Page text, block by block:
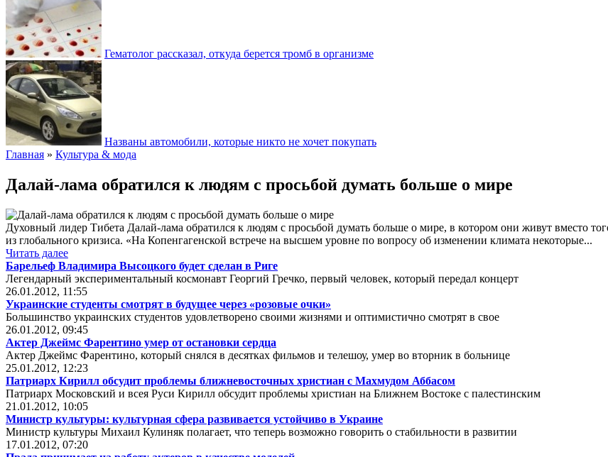
Гематолог рассказал, откуда берется тромб в организме
Названы автомобили, которые никто не хочет покупать
Главная » Культура & мода
Далай-лама обратился к людям с просьбой думать больше о мире
Духовный лидер Тибета Далай-лама обратился к людям с просьбой думать больше о мире, в котором они живут вместо
из глобального кризиса. «На Копенгагенской встрече на высшем уровне по вопросу об изменении климата некоторые...
Читать далее
Барельеф Владимира Высоцкого будет сделан в Риге
Легендарный экспериментальный космонавт Георгий Гречко, первый человек, который передал концерт
26.01.2012, 11:55
Украинские студенты смотрят в будущее через «розовые очки»
Большинство украинских студентов удовлетворено своими жизнями и оптимистично смотрят в свое
26.01.2012, 09:45
Актер Джеймс Фарентино умер от остановки сердца
Актер Джеймс Фарентино, который снялся в десятках фильмов и телешоу, умер во вторник в больнице
25.01.2012, 12:23
Патриарх Кирилл обсудит проблемы ближневосточных христиан с Махмудом Аббасом
Патриарх Московский и всея Руси Кирилл обсудит проблемы христиан на Ближнем Востоке с палестинским
21.01.2012, 10:05
Министр культуры: культурная сфера развивается устойчиво в Украине
Министр культуры Михаил Кулиняк полагает, что теперь возможно говорить о стабильности в развитии
17.01.2012, 07:20